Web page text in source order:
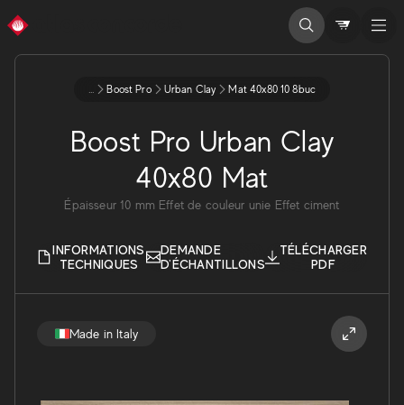
Made in Italy
... Boost Pro Urban Clay Mat 40x80 10 8buc
Boost Pro Urban Clay
40x80 Mat
Épaisseur 10 mm Effet de couleur unie Effet ciment
INFORMATIONS
TECHNIQUES
DEMANDE
D'ÉCHANTILLONS
TÉLÉCHARGER
PDF